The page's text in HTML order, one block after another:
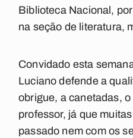
Biblioteca Nacional,
na seção de literatura,
Convidado esta
Luciano defende a
obrigue, a canetadas,
professor, já que
passado nem com os